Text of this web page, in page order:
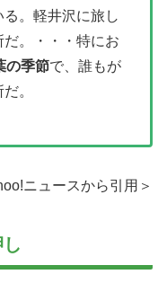
。軽井沢に旅し
。・・・特にお
の季節で、誰もが
。
ニュースから引用＞